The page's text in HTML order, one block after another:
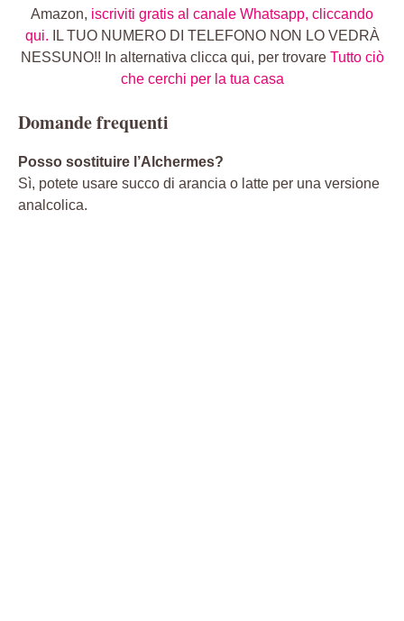
Amazon, iscriviti gratis al canale Whatsapp, cliccando
qui.
IL TUO NUMERO DI TELEFONO NON LO VEDRÀ
NESSUNO!! In alternativa clicca qui, per trovare Tutto ciò
che cerchi per la tua casa
Domande frequenti
Posso sostituire l’Alchermes?
Sì, potete usare succo di arancia o latte per una versione
analcolica.